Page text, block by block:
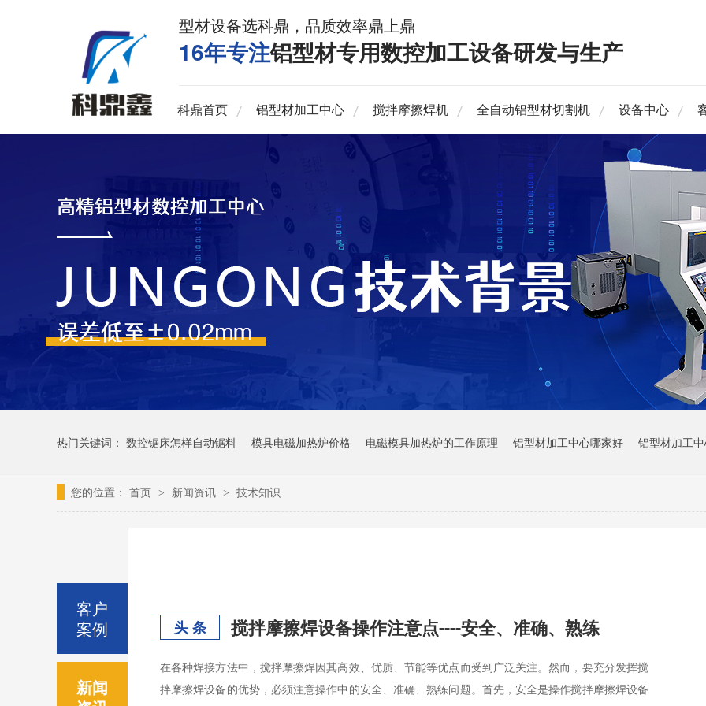
型材设备选科鼎，品质效率鼎上鼎
16年专注铝型材专用数控加工设备研发与生产
科鼎首页 铝型材加工中心 搅拌摩擦焊机 全自动铝型材切割机 设备中心
热门关键词： 数控锯床怎样自动锯料 模具电磁加热炉价格 电磁模具加热炉的工作原理 铝型材加工中心哪家好 铝型材加工
您的位置： 首页 > 新闻资讯 > 技术知识
头 条 搅拌摩擦焊设备操作注意点----安全、准确、熟练
在各种焊接方法中，搅拌摩擦焊因其高效、优质、节能等优点而受到广泛关注。然而，要充分发挥搅
拌摩擦焊设备的优势，必须注意操作中的安全、准确、熟练问题。首先，安全是操作搅拌摩擦焊设备
客户
案例
新闻